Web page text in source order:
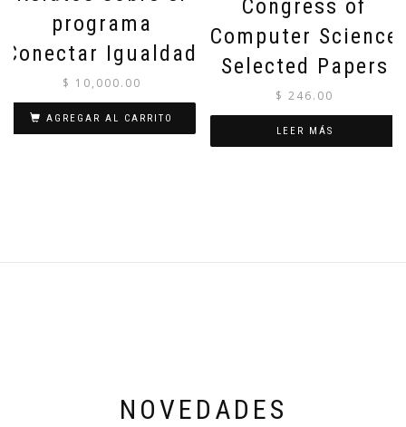
programa
Conectar Igualdad
$ 10,000.00
AGREGAR AL CARRITO
Congress of
Computer Science
Selected Papers
$ 246.00
LEER MÁS
NOVEDADES